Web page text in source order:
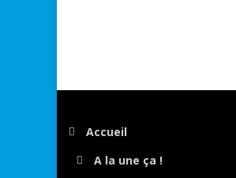
Accueil
A la une ça !